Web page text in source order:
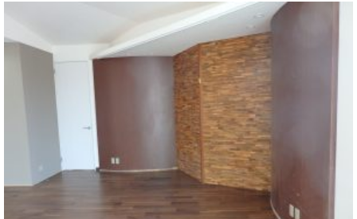
ヒ
シ
ュ
タ
ン
カ
ム東